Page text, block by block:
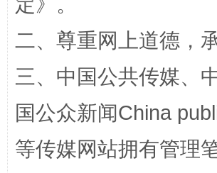
漫山遍野的桃花与雪山、麦地、白藏房
二、尊重网上道德，
三、中国公共传媒、
国公众新闻China
等传媒网站拥有管理